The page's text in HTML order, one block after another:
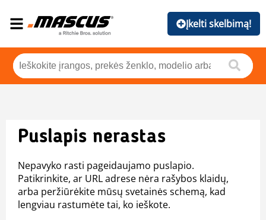
Įkelti skelbimą!
Puslapis nerastas
Nepavyko rasti pageidaujamo puslapio.
Patikrinkite, ar URL adrese nėra rašybos klaidų,
arba peržiūrėkite mūsų svetainės schemą, kad
lengviau rastumėte tai, ko ieškote.